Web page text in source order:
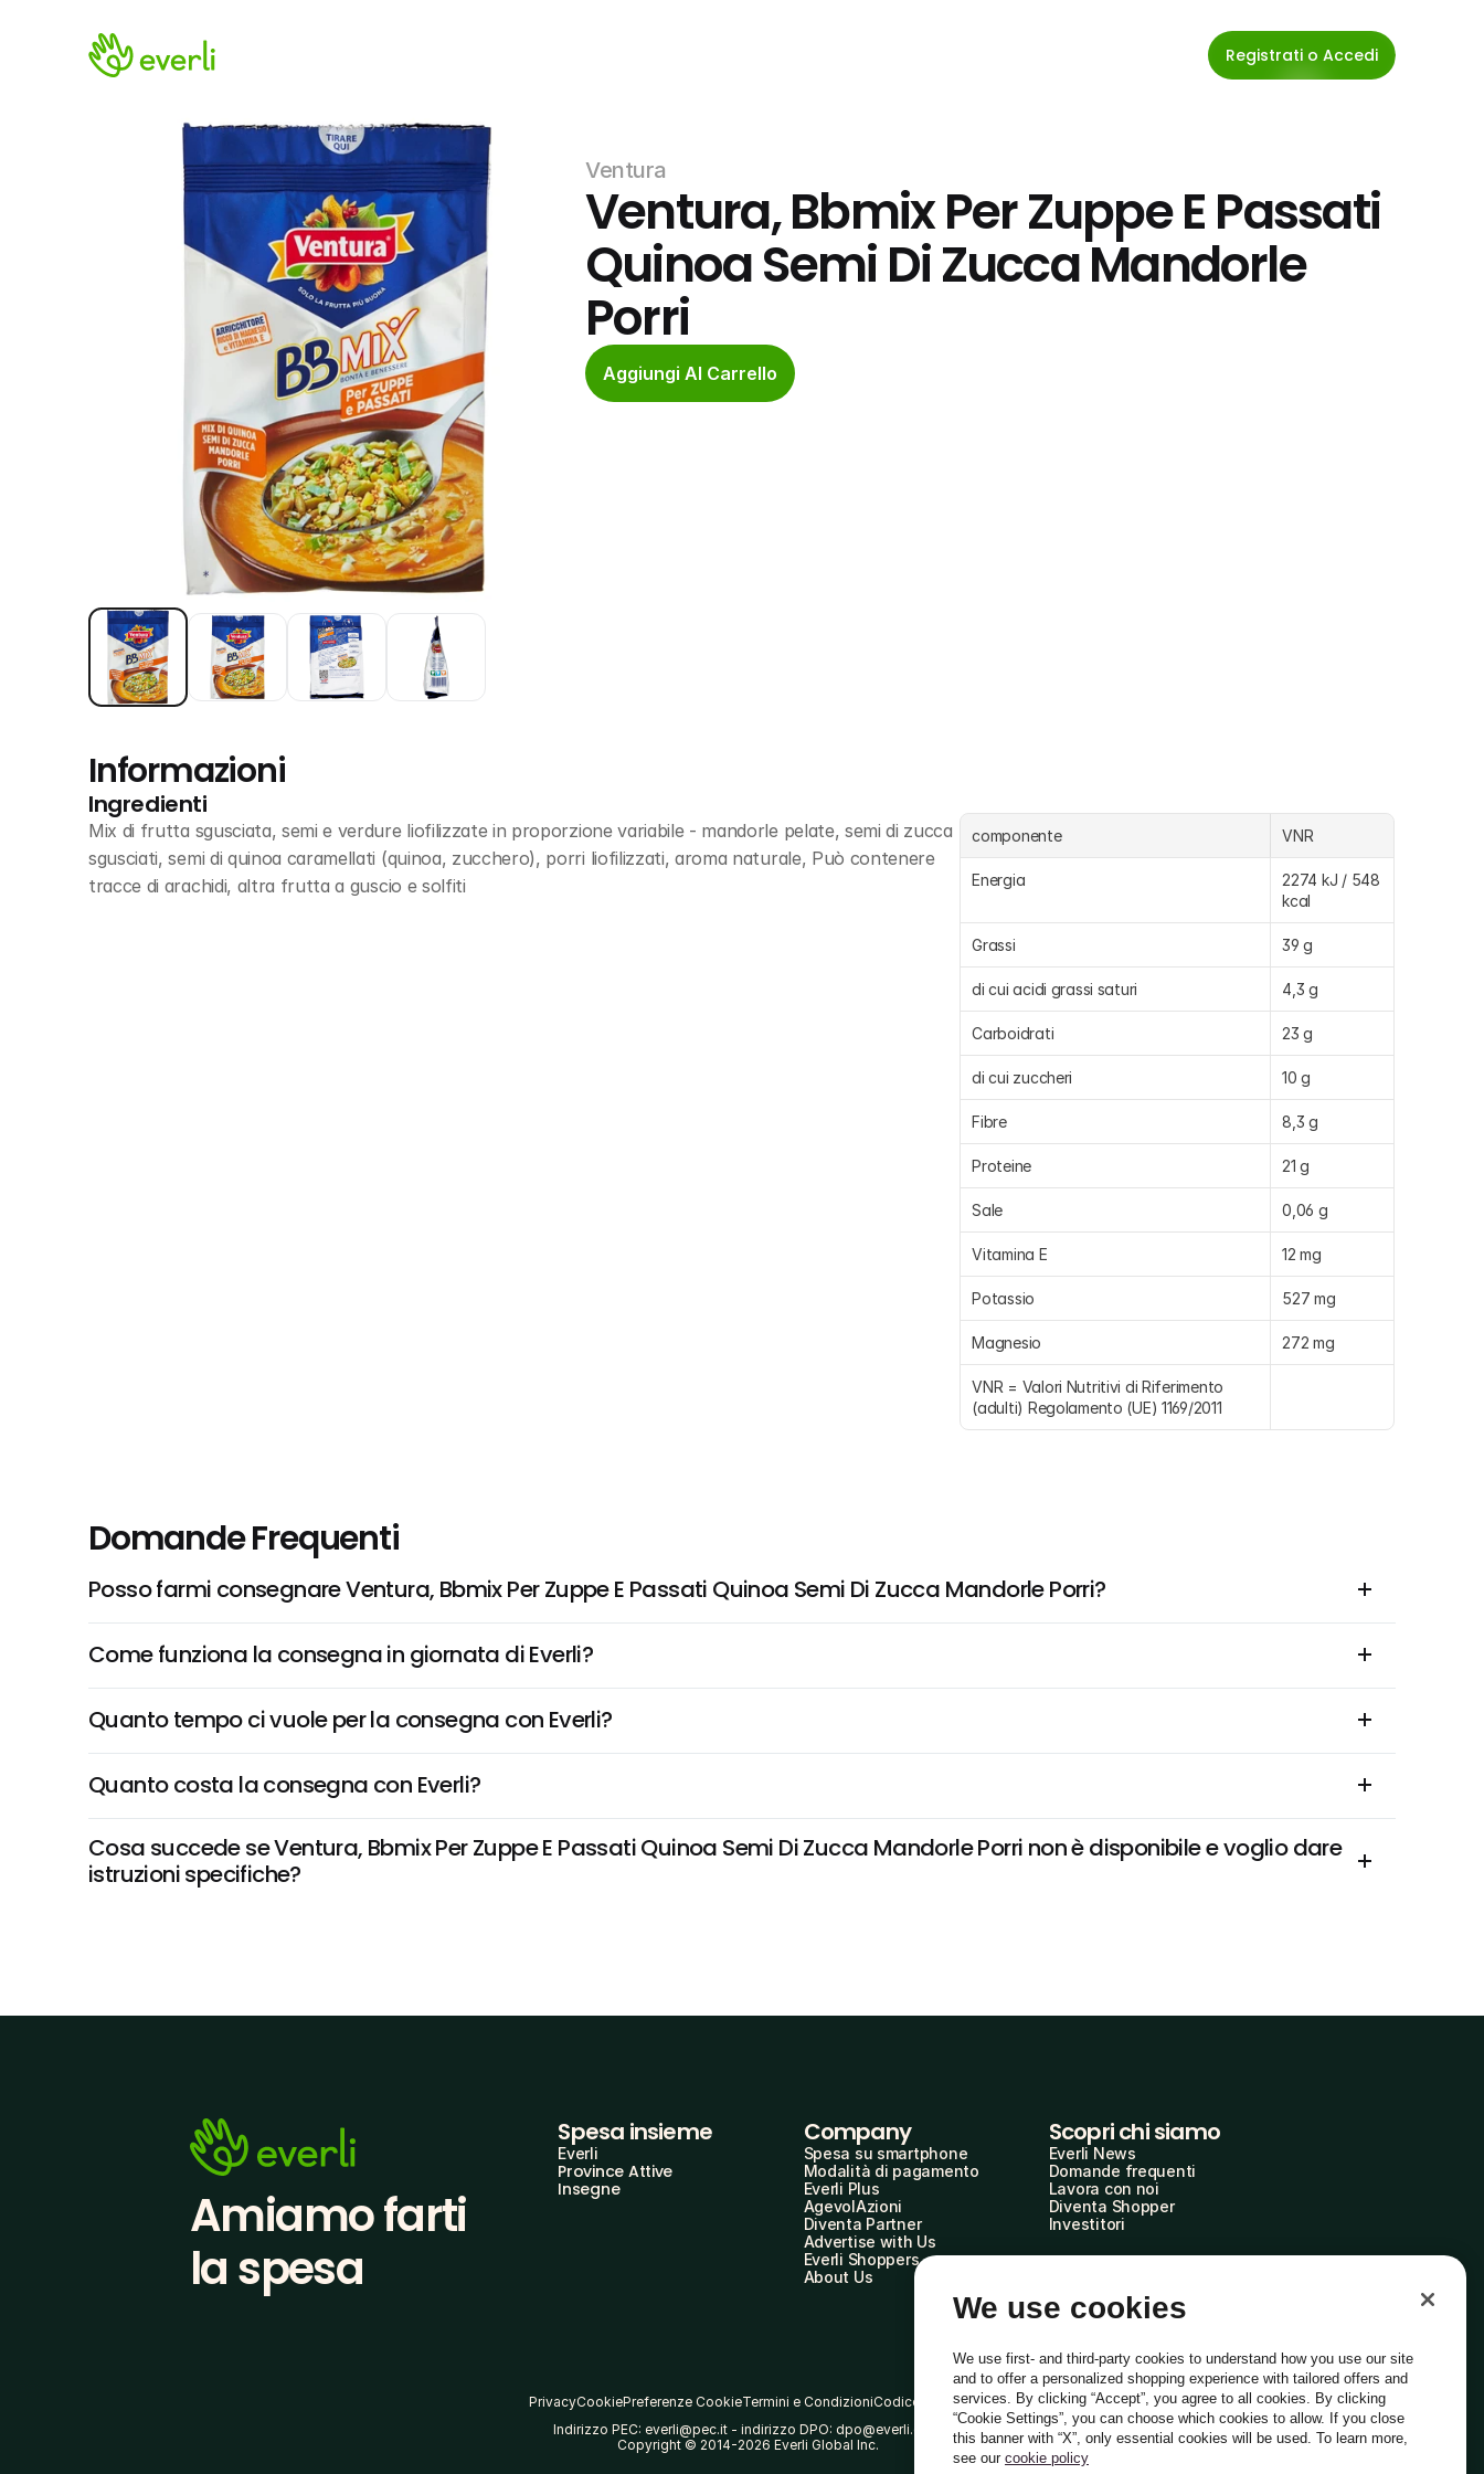
Registrati o Accedi
Ventura
Ventura, Bbmix Per Zuppe E Passati
Quinoa Semi Di Zucca Mandorle
Porri
Aggiungi Al Carrello
Informazioni
Ingredienti
Mix di frutta sgusciata, semi e verdure liofilizzate in proporzione variabile - mandorle pelate, semi di zucca
sgusciati, semi di quinoa caramellati (quinoa, zucchero), porri liofilizzati, aroma naturale, Può contenere
tracce di arachidi, altra frutta a guscio e solfiti
componente VNR
Energia
2274 kJ / 548
kcal
Grassi 39 g
di cui acidi grassi saturi 4,3 g
Carboidrati 23 g
di cui zuccheri 10 g
Fibre 8,3 g
Proteine 21 g
Sale 0,06 g
Vitamina E 12 mg
Potassio 527 mg
Magnesio 272 mg
VNR = Valori Nutritivi di Riferimento
(adulti) Regolamento (UE) 1169/2011
Domande Frequenti
Posso farmi consegnare Ventura, Bbmix Per Zuppe E Passati Quinoa Semi Di Zucca Mandorle Porri?
Come funziona la consegna in giornata di Everli?
Quanto tempo ci vuole per la consegna con Everli?
Quanto costa la consegna con Everli?
Cosa succede se Ventura, Bbmix Per Zuppe E Passati Quinoa Semi Di Zucca Mandorle Porri non è disponibile e voglio dare
istruzioni specifiche?
Amiamo farti
la spesa
Spesa insieme
Everli
Province Attive
Insegne
Company
Spesa su smartphone
Modalità di pagamento
Everli Plus
AgevolAzioni
Diventa Partner
Advertise with Us
Everli Shoppers
About Us
Scopri chi siamo
Everli News
Domande frequenti
Lavora con noi
Diventa Shopper
Investitori
PrivacyCookiePreferenze CookieTermini e CondizioniCodice Etico
Indirizzo PEC: everli@pec.it - indirizzo DPO: dpo@everli.com
Copyright © 2014-2026 Everli Global Inc.
Italiano
We use cookies
We use first- and third-party cookies to understand how you use our site
and to offer a personalized shopping experience with tailored offers and
services. By clicking “Accept”, you agree to all cookies. By clicking
“Cookie Settings”, you can choose which cookies to allow. If you close
this banner with “X”, only essential cookies will be used. To learn more,
see our cookie policy